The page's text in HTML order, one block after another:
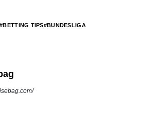
BETTING TIPS BUNDESLIGA